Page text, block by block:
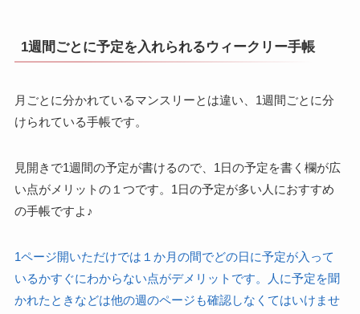
1週間ごとに予定を入れられるウィークリー手帳
月ごとに分かれているマンスリーとは違い、1週間ごとに分
けられている手帳です。
見開きで1週間の予定が書けるので、1日の予定を書く欄が広
い点がメリットの１つです。1日の予定が多い人におすすめ
の手帳ですよ♪
1ページ開いただけでは１か月の間でどの日に予定が入って
いるかすぐにわからない点がデメリットです。人に予定を聞
かれたときなどは他の週のページも確認しなくてはいけませ